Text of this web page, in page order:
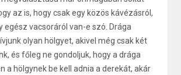
az is, hogy csak egy közös kávézásról,
egész vacsoráról van-e szó. Drága
olyan hölgyet, akivel még csak két
és főleg ne gondoljuk, hogy a drága
a hölgynek be kell adnia a derekát, akár